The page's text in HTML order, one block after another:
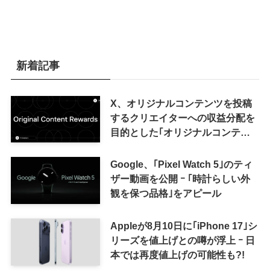
新着記事
X、オリジナルコンテンツを投稿
するクリエイターへの収益分配を
目的とした｢オリジナルコンテン
来の｢収益分配｣は廃止
Google、｢Pixel Watch 5｣のティ
ザー動画を公開 ｰ ｢時計らしい外
観を保つ品格｣をアピール
Appleが8月10日に｢iPhone 17｣シ
リーズを値上げとの噂が浮上 ｰ 日
本では再度値上げの可能性も?!